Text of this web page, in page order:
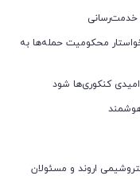
خدمت‌رسانی
محکومیت حمله‌ها به
کنکوری‌ها شود
اروند و مسئولان